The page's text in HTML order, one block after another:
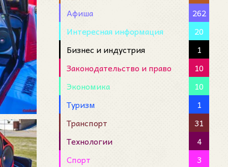
Афиша
262
Интересная информация
20
Бизнес и индустрия
1
Законодательство и право
10
Экономика
10
Туризм
1
Транспорт
31
Технологии
4
Спорт
3